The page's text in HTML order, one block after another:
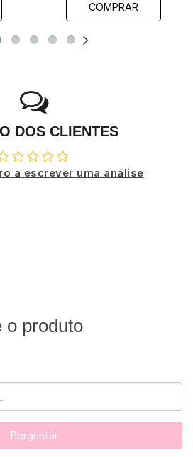
COMPRAR
DOS CLIENTES
a escrever uma análise
o produto
Perguntar